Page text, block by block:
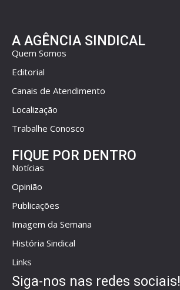
A AGÊNCIA SINDICAL
Quem Somos
Editorial
Canais de Atendimento
Localização
Trabalhe Conosco
FIQUE POR DENTRO
Notícias
Opinião
Publicações
Imagem da Semana
História Sindical
Links
Siga-nos nas redes sociais!